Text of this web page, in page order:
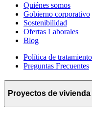
Quiénes somos
Gobierno corporativo
Sostenibilidad
Ofertas Laborales
Blog
Política de
Preguntas Frecuentes
Proyectos de